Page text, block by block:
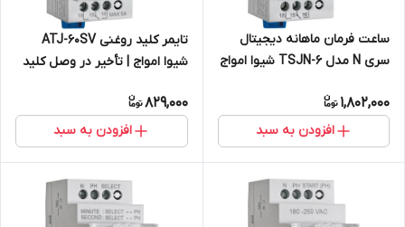
ساعت فرمان ماهانه دیجیتال
سری N مدل TSJN-6 شیوا امواج
1,802,000
افزودن به سبد
تایمر کلید روغنی ATJ-60SV
شیوا امواج | تأخیر در وصل کلید
829,000
افزودن به سبد